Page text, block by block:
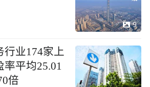
9
行业174家上
平均25.01
倍